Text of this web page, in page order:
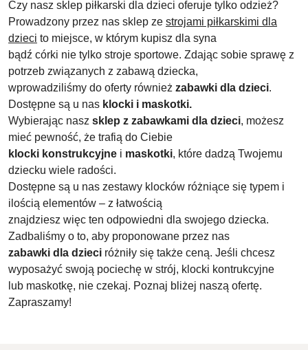
Czy nasz sklep piłkarski dla dzieci oferuje tylko odzież?
Prowadzony przez nas sklep ze strojami piłkarskimi dla
dzieci to miejsce, w którym kupisz dla syna
bądź córki nie tylko stroje sportowe. Zdając sobie sprawę z
potrzeb związanych z zabawą dziecka,
wprowadziliśmy do oferty również zabawki dla dzieci.
Dostępne są u nas klocki i maskotki.
Wybierając nasz sklep z zabawkami dla dzieci, możesz
mieć pewność, że trafią do Ciebie
klocki konstrukcyjne i maskotki, które dadzą Twojemu
dziecku wiele radości.
Dostępne są u nas zestawy klocków różniące się typem i
ilością elementów – z łatwością
znajdziesz więc ten odpowiedni dla swojego dziecka.
Zadbaliśmy o to, aby proponowane przez nas
zabawki dla dzieci różniły się także ceną. Jeśli chcesz
wyposażyć swoją pociechę w strój, klocki kontrukcyjne
lub maskotkę, nie czekaj. Poznaj bliżej naszą ofertę.
Zapraszamy!